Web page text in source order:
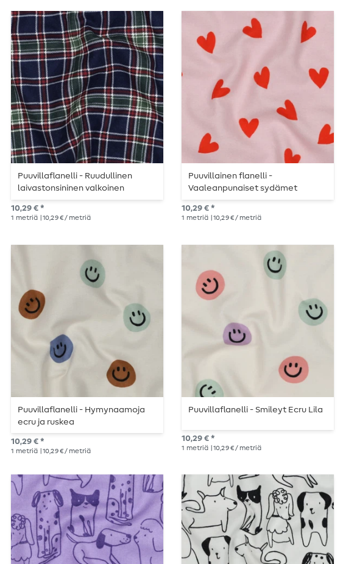
Puuvillaflanelli - Ruudullinen
laivastonsininen valkoinen
10,29 € *
1 metriä | 10,29 € / metriä
Puuvillainen flanelli -
Vaaleanpunaiset sydämet
10,29 € *
1 metriä | 10,29 € / metriä
Puuvillaflanelli - Hymynaamoja
ecru ja ruskea
10,29 € *
1 metriä | 10,29 € / metriä
Puuvillaflanelli - Smileyt Ecru Lila
10,29 € *
1 metriä | 10,29 € / metriä